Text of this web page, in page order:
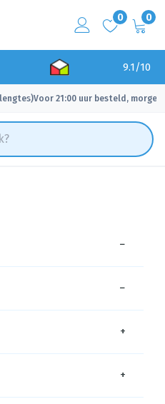
0 0
9.1/10
✓ Voor 21:00 uur besteld, morgen
−
−
+
+